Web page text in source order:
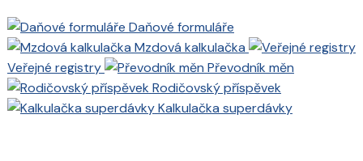
Daňové formuláře
Mzdová kalkulačka
Veřejné registry
Převodník měn
Rodičovský příspěvek
Kalkulačka superdávky